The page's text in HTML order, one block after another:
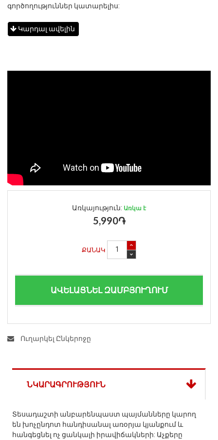
գործողություններ կատարելիս:
Կարդալ ավելին
Առկայություն: Առկա է
5,990֏
ՔԱՆԱԿ
ԱՎԵԼԱՑՆԵԼ ԶԱՄԲՅՈՒՂՈՒՄ
Ուղարկել Ընկերոջը
ՆԿԱՐԱԳՐՈՒԹՅՈՒՆ
Տեսադաշտի անբարենպաստ պայմանները կարող
են խոչընդոտ հանդիսանալ առօրյա կյանքում և
հանգեցնել ոչ ցանկալի իրավիճակների: Աչքերը